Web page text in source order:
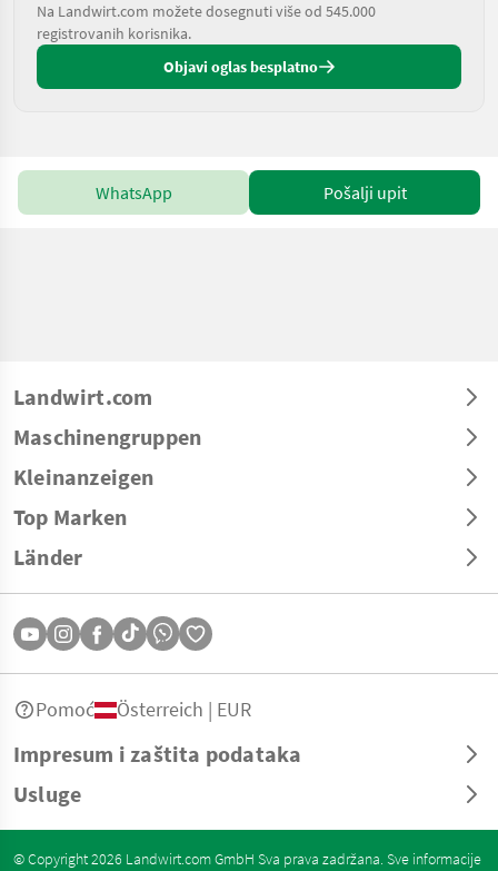
Na Landwirt.com možete dosegnuti više od 545.000
registrovanih korisnika.
Objavi oglas besplatno
WhatsApp Pošalji upit
Landwirt.com
Maschinengruppen
Kleinanzeigen
Top Marken
Länder
Impresum i zaštita podataka
Usluge
Pomoć Österreich | EUR
© Copyright 2026 Landwirt.com GmbH Sva prava zadržana. Sve informacije